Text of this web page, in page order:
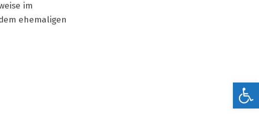
im
ehemaligen
Werkzeugleiste öffnen